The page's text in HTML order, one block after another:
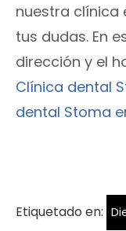
nuestra clínica
tus dudas. En
dirección y el
Clínica dental
dental Stoma
Etiquetado en: